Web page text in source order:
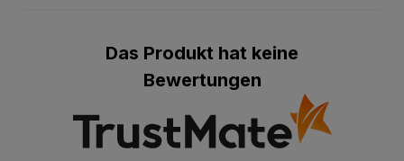
Das Produkt hat keine
Bewertungen